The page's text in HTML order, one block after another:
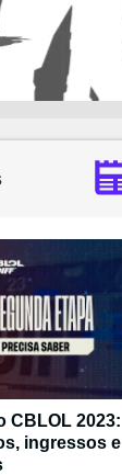
CBLOL 2023:
ingressos e